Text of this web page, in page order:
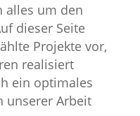
alles um den
dieser Seite
Projekte vor,
realisiert
ein optimales
unserer Arbeit